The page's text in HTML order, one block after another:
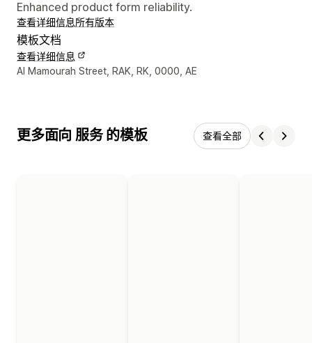
Enhanced product form reliability.
查看详细信息所有版本
模板文档
查看详细信息
设计师联系方式
Al Mamourah Street, RAK, RK, 0000, AE
更多面向 服务 的模板 查看全部